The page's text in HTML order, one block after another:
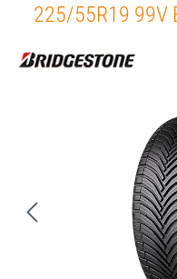
225/55R19 99V
Bildergalerie überspringen